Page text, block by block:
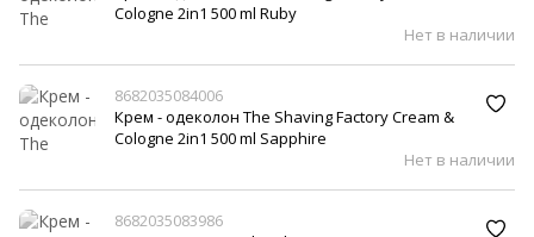
Cologne 2in1 500 ml Ruby
Нет в наличии
8682035084006
Крем - одеколон The Shaving Factory Cream &
Cologne 2in1 500 ml Sapphire
Нет в наличии
8682035083986